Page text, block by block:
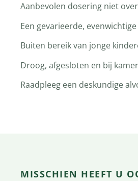
Aanbevolen dosering niet
Een gevarieerde,
Buiten bereik van jonge
Droog, afgesloten en bij
Raadpleeg een deskundige
MISSCHIEN HEEFT U